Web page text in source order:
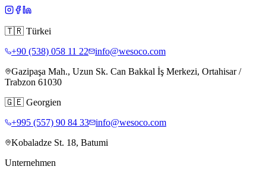
🇹🇷 Türkei
+90 (538) 058 11 22
info@wesoco.com
Gazipaşa Mah., Uzun Sk. Can Bakkal İş Merkezi, Ortahisar /
Trabzon 61030
🇬🇪 Georgien
+995 (557) 90 84 33
info@wesoco.com
Kobaladze St. 18, Batumi
Unternehmen